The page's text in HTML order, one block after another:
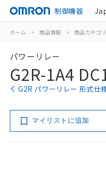
制御機器
ホーム > 商品情報 > 商品カテゴリ
パワーリレー
G2R-1A4
G2R パワーリレー 形式仕
マイリストに追加